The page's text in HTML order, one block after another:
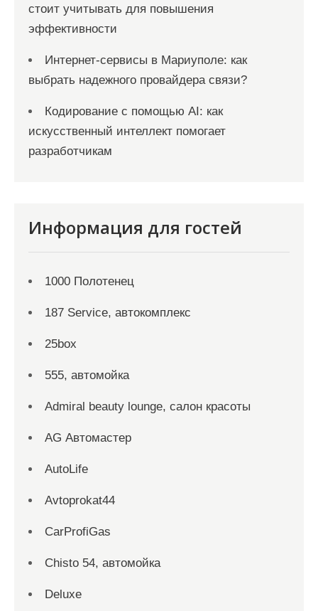
стоит учитывать для повышения
эффективности
Интернет-сервисы в Мариуполе: как
выбрать надежного провайдера связи?
Кодирование с помощью AI: как
искусственный интеллект помогает
разработчикам
Информация для гостей
1000 Полотенец
187 Service, автокомплекс
25box
555, автомойка
Admiral beauty lounge, салон красоты
AG Автомастер
AutoLife
Avtoprokat44
CarProfiGas
Chisto 54, автомойка
Deluxe